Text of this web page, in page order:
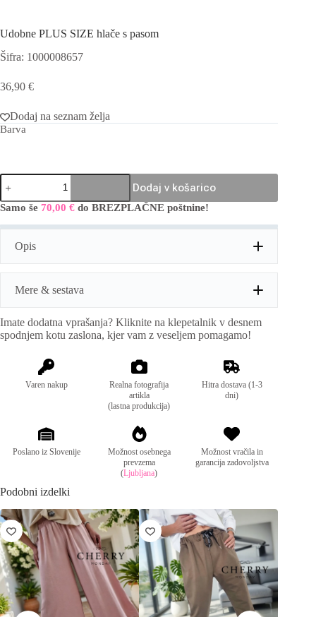
Udobne PLUS SIZE hlače s pasom
Šifra: 1000008657
36,90 €
Dodaj na seznam želja
Barva
Udobne
PLUS
SIZE
hlače
s
količina
Dodaj v košarico
A
v
e
Samo še 70,00 € do BREZPLAČNE poštnine!
Opis
Mere & sestava
Mere:obseg pasu: 80-120cm, dolžina:105cm
Ustreza konf.št 42 do 52
Sestava:95% bombaž, 5%elastan
Imate dodatna vprašanja? Kliknite na klepetalnik v desnem
spodnjem kotu zaslona, kjer vam z veseljem pomagamo!
Varen nakup
Realna fotografija
artikla
(lastna produkcija)
Hitra dostava (1-3
dni)
Poslano iz Slovenije
Možnost osebnega
prevzema
(Ljubljana)
Možnost vračila in
garancija zadovoljstva
Podobni izdelki